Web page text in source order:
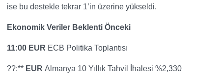
ise bu destekle tekrar 1’in üzerine yükseldi.
Ekonomik Veriler Beklenti Önceki
11:00 EUR ECB Politika Toplantısı
??:** EUR Almanya 10 Yıllık Tahvil İhalesi %2,330